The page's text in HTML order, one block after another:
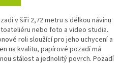
v šíři 2,72 metru s délkou návinu
nebo foto a video studia.
roli sloužící pro jeho uchycení a
na kvalitu, papírové pozadí má
stálost a jednolitý povrch. Pozadí